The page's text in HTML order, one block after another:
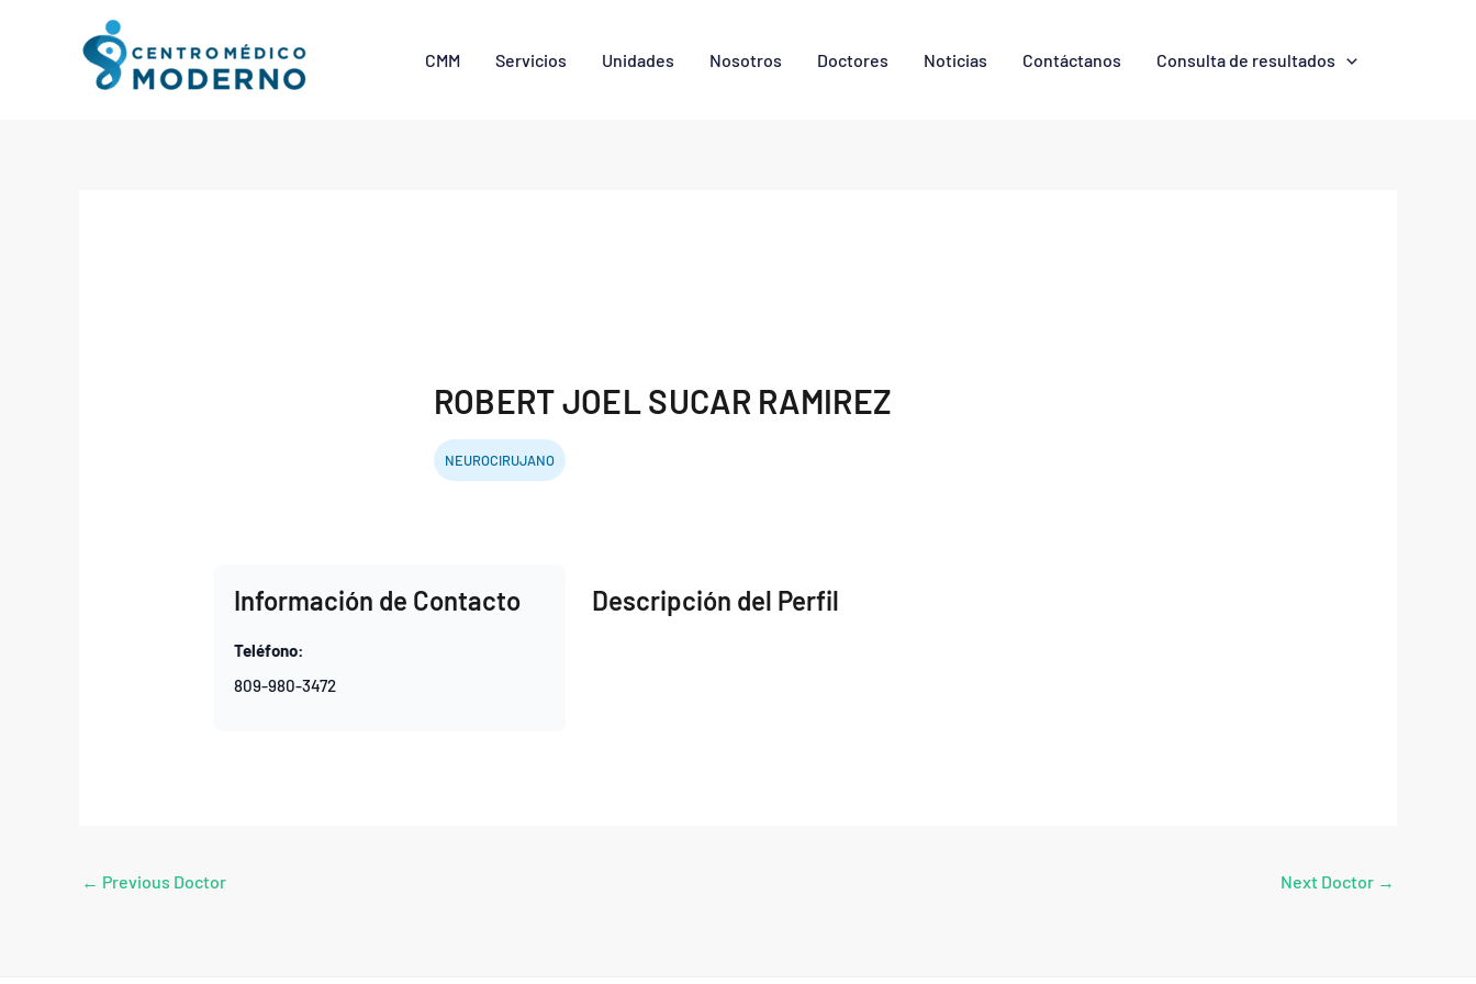
CMM Servicios Unidades Nosotros Doctores Noticias Contáctanos Consulta de resultados
ROBERT JOEL SUCAR RAMIREZ
NEUROCIRUJANO
Información de Contacto
Teléfono:
809-980-3472
Descripción del Perfil
← Previous Doctor Next Doctor →